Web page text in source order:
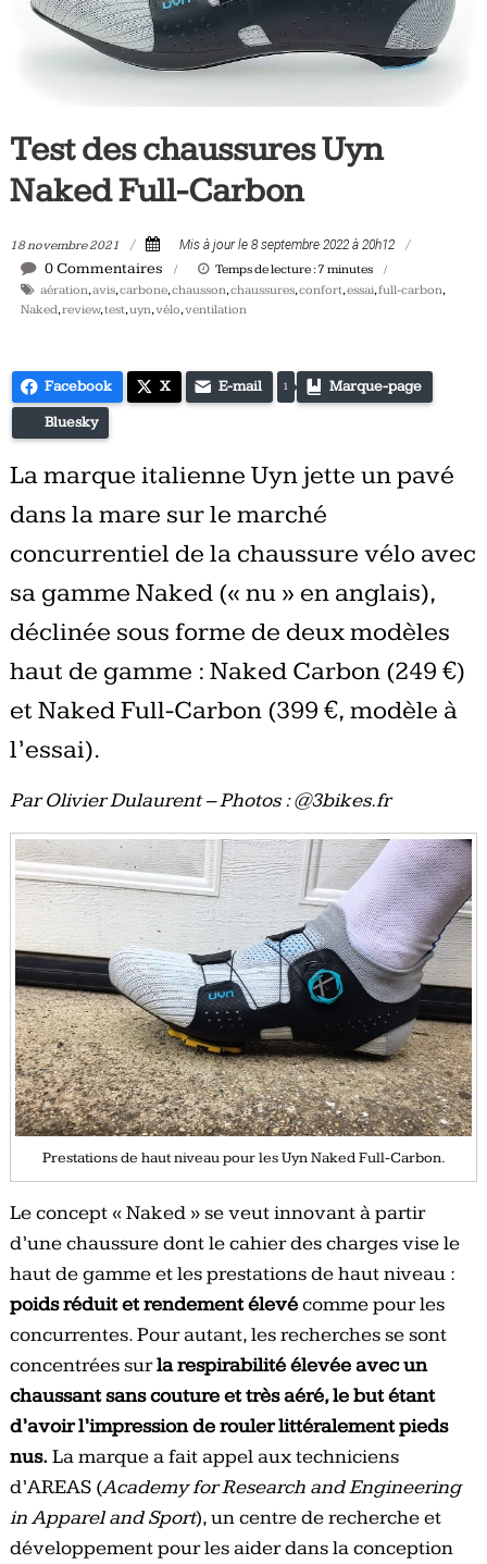
Tous
vélo
et
triathlon
Test des chaussures Uyn
Naked Full-Carbon
18 novembre 2021 Mis à jour le 8 septembre 2022 à 20h12
0 Commentaires Temps de lecture : 7 minutes
aération,avis,carbone,chausson,chaussures,confort,essai,full-carbon,
Naked,review,test,uyn,vélo,ventilation
Facebook X E-mail 1 Marque-page
Bluesky
La marque italienne Uyn jette un pavé
dans la mare sur le marché
concurrentiel de la chaussure vélo avec
sa gamme Naked (« nu » en anglais),
déclinée sous forme de deux modèles
haut de gamme : Naked Carbon (249 €)
et Naked Full-Carbon (399 €, modèle à
l’essai).
Par Olivier Dulaurent – Photos : @3bikes.fr
Prestations de haut niveau pour les Uyn Naked Full-Carbon.
Le concept « Naked » se veut innovant à partir
d’une chaussure dont le cahier des charges vise le
haut de gamme et les prestations de haut niveau :
poids réduit et rendement élevécomme pour les
concurrentes. Pour autant, les recherches se sont
concentrées surla respirabilité élevée avec un
chaussant sans couture et très aéré, le but étant
d’avoir l’impression de rouler littéralement pieds
nus.La marque a fait appel aux techniciens
d’AREAS (Academy for Research and Engineering
in Apparel and Sport), un centre de recherche et
développement pour les aider dans la conception